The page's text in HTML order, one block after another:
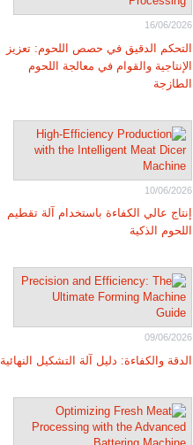
16/06/2026
التحكم الدقيق في حصص اللحوم: تعزيز
الإنتاجية والقوام في معالجة اللحوم
الطازجة
10/06/2026
إنتاج عالي الكفاءة باستخدام آلة تقطيم
اللحوم الذكية
09/06/2026
الدقة والكفاءة: دليل آلة التشكيل النهائية